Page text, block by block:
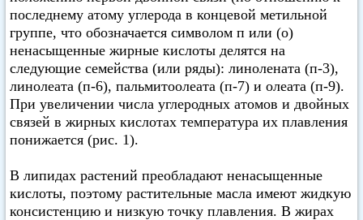
последнему атому углерода в концевой метильной
группе, что обозначается символом п или (о)
ненасыщенные жирные кислоты делятся на
следующие семейства (или ряды): линолената (п-3),
линолеата (п-6), пальмитоолеата (п-7) и олеата (п-9).
При увеличении числа углеродных атомов и двойных
связей в жирных кислотах температура их плавления
понижается (рис. 1).
В липидах растений преобладают ненасыщенные
кислоты, поэтому растительные масла имеют жидкую
консистенцию и низкую точку плавления. В жирах